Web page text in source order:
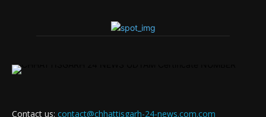
Contact us: contact@chhattisgarh-24-news.com.com